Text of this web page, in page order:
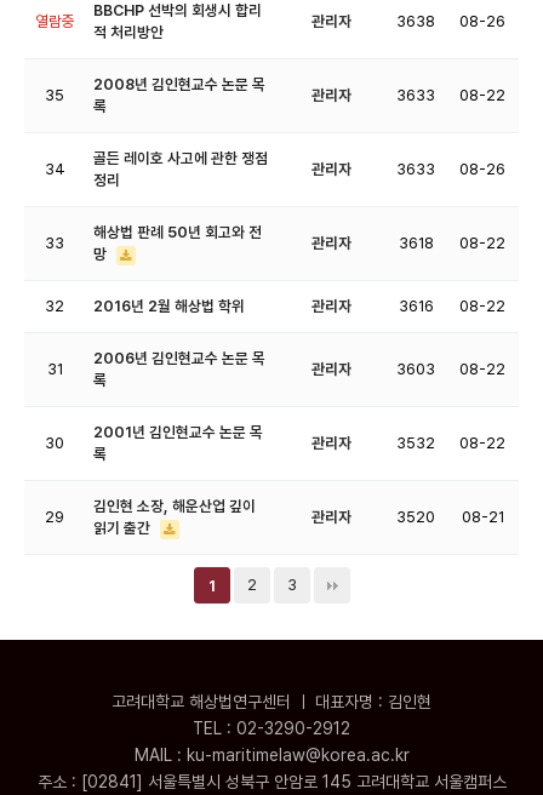
열람중
BBCHP 선박의 회생시 합리
적 처리방안
관리자 3638 08-26
35
2008년 김인현교수 논문 목
록
관리자 3633 08-22
34
골든 레이호 사고에 관한 쟁점
정리
관리자 3633 08-26
33
해상법 판례 50년 회고와 전
망
관리자 3618 08-22
32 2016년 2월 해상법 학위 관리자 3616 08-22
31
2006년 김인현교수 논문 목
록
관리자 3603 08-22
30
2001년 김인현교수 논문 목
록
관리자 3532 08-22
29
김인현 소장, 해운산업 깊이
읽기 출간
관리자 3520 08-21
1 2 3
고려대학교 해상법연구센터 ㅣ 대표자명 : 김인현
TEL : 02-3290-2912
MAIL : ku-maritimelaw@korea.ac.kr
주소 : [02841] 서울특별시 성북구 안암로 145 고려대학교 서울캠퍼스